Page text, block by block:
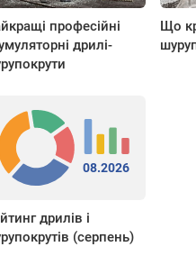
професійні
дрилі-
Що
08.2026
дрилів і
(серпень)